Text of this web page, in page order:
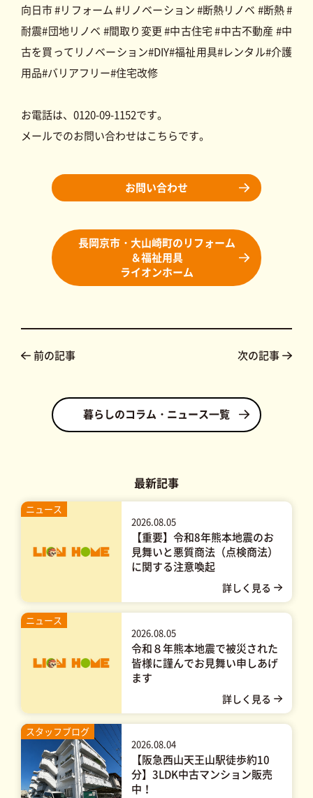
向日市 #リフォーム #リノベーション #断熱リノベ #断熱 #
耐震#団地リノベ #間取り変更 #中古住宅 #中古不動産 #中
古を買ってリノベーション#DIY#福祉用具#レンタル#介護
用品#バリアフリー#住宅改修
お電話は、0120-09-1152です。
メールでのお問い合わせはこちらです。
お問い合わせ
長岡京市・大山崎町のリフォーム
＆福祉用具
ライオンホーム
前の記事 次の記事
暮らしのコラム・ニュース一覧
最新記事
ニュース
2026.08.05
【重要】令和8年熊本地震のお
見舞いと悪質商法（点検商法）
に関する注意喚起
ニュース
2026.08.05
令和８年熊本地震で被災された
皆様に謹んでお見舞い申しあげ
ます
スタッフブログ
2026.08.04
【阪急西山天王山駅徒歩約10
分】3LDK中古マンション販売
中！